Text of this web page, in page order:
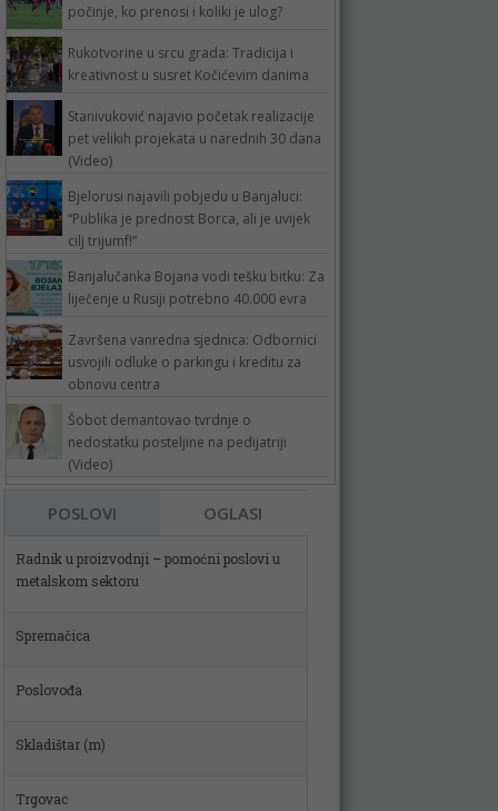
počinje, ko prenosi i koliki je ulog?
Rukotvorine u srcu grada: Tradicija i
kreativnost u susret Kočićevim danima
Stanivuković najavio početak realizacije
pet velikih projekata u narednih 30 dana
(Video)
Bjelorusi najavili pobjedu u Banjaluci:
“Publika je prednost Borca, ali je uvijek
cilj trijumf!”
Banjalučanka Bojana vodi tešku bitku: Za
liječenje u Rusiji potrebno 40.000 evra
Završena vanredna sjednica: Odbornici
usvojili odluke o parkingu i kreditu za
obnovu centra
Šobot demantovao tvrdnje o
nedostatku posteljine na pedijatriji
(Video)
POSLOVI OGLASI
Spremačica